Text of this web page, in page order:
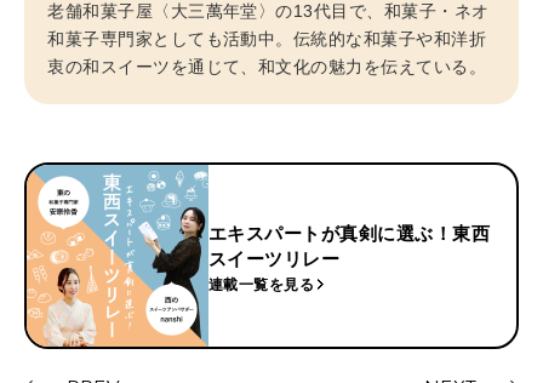
老舗和菓子屋〈大三萬年堂〉の13代目で、和菓子・ネオ
和菓子専門家としても活動中。伝統的な和菓子や和洋折
衷の和スイーツを通じて、和文化の魅力を伝えている。
エキスパートが真剣に選ぶ！東西
スイーツリレー
連載一覧を見る